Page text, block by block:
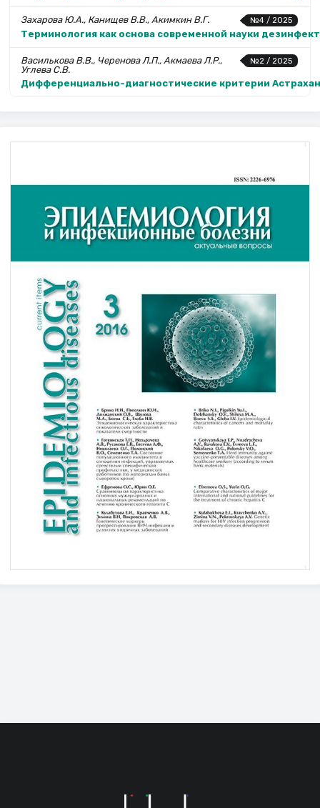
№4 / 2025
Захарова Ю.А., Канищев В.В., Акимкин В.Г.
Терминология как основа современной науки
№2 / 2025
Василькова В.В., Черенова Л.П., Акмаева Л.Р.,
Углева С.В.
Дифференциально-диагностические критерии